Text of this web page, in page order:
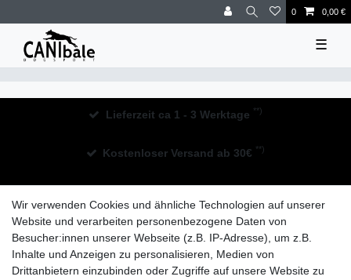
0 0,00 €
☰
Lieferzeit ca 1 - 3 Werktage **)
Kostenloser Versand ab 30€ **)
Wir verwenden Cookies und ähnliche Technologien auf unserer
Website und verarbeiten personenbezogene Daten von
Besucher:innen unserer Webseite (z.B. IP-Adresse), um z.B.
Inhalte und Anzeigen zu personalisieren, Medien von
Drittanbietern einzubinden oder Zugriffe auf unsere Website zu